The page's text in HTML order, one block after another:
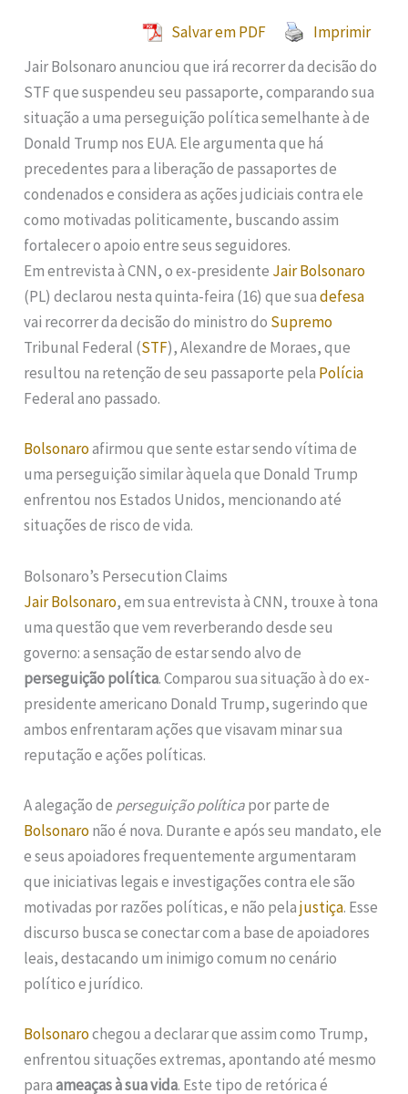
Salvar em PDF
Imprimir
Jair Bolsonaro anunciou que irá recorrer da decisão do
STF que suspendeu seu passaporte, comparando sua
situação a uma perseguição política semelhante à de
Donald Trump nos EUA. Ele argumenta que há
precedentes para a liberação de passaportes de
condenados e considera as ações judiciais contra ele
como motivadas politicamente, buscando assim
fortalecer o apoio entre seus seguidores.
Em entrevista à CNN, o ex-presidente Jair Bolsonaro
(PL) declarou nesta quinta-feira (16) que suadefesa
vai recorrer da decisão do ministro do Supremo
Tribunal Federal (STF), Alexandre de Moraes, que
resultou na retenção de seu passaporte pela Polícia
Federal ano passado.
Bolsonaroafirmou que sente estar sendo vítima de
uma perseguição similar àquela que Donald Trump
enfrentou nos Estados Unidos, mencionando até
situações de risco de vida.
Bolsonaro’s Persecution Claims
Jair Bolsonaro, em sua entrevista à CNN, trouxe à tona
uma questão que vem reverberando desde seu
governo: a sensação de estar sendo alvo de
perseguição política. Comparou sua situação à do ex-
presidente americano Donald Trump, sugerindo que
ambos enfrentaram ações que visavam minar sua
reputação e ações políticas.
A alegação de perseguição políticapor parte de
Bolsonaronão é nova. Durante e após seu mandato, ele
e seus apoiadores frequentemente argumentaram
que iniciativas legais e investigações contra ele são
motivadas por razões políticas, e não pelajustiça. Esse
discurso busca se conectar com a base de apoiadores
leais, destacando um inimigo comum no cenário
político e jurídico.
Bolsonarochegou a declarar que assim como Trump,
enfrentou situações extremas, apontando até mesmo
paraameaças à sua vida. Este tipo de retórica é